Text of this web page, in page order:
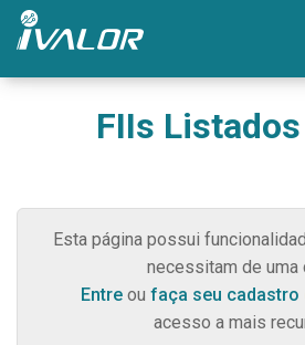
FIIs
Esta página possui
necessitam de uma
Entre ou faça seu cadastro
acesso a mais